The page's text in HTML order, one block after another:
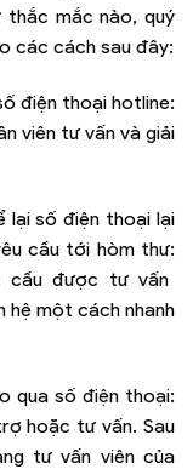
mắc nào, quý
các cách sau đây:
điện thoại hotline:
viên tư vấn và giải
lại số điện thoại lại
cầu tới hòm thư:
cầu được tư vấn
hệ một cách nhanh
qua số điện thoại:
hoặc tư vấn. Sau
tư vấn viên của